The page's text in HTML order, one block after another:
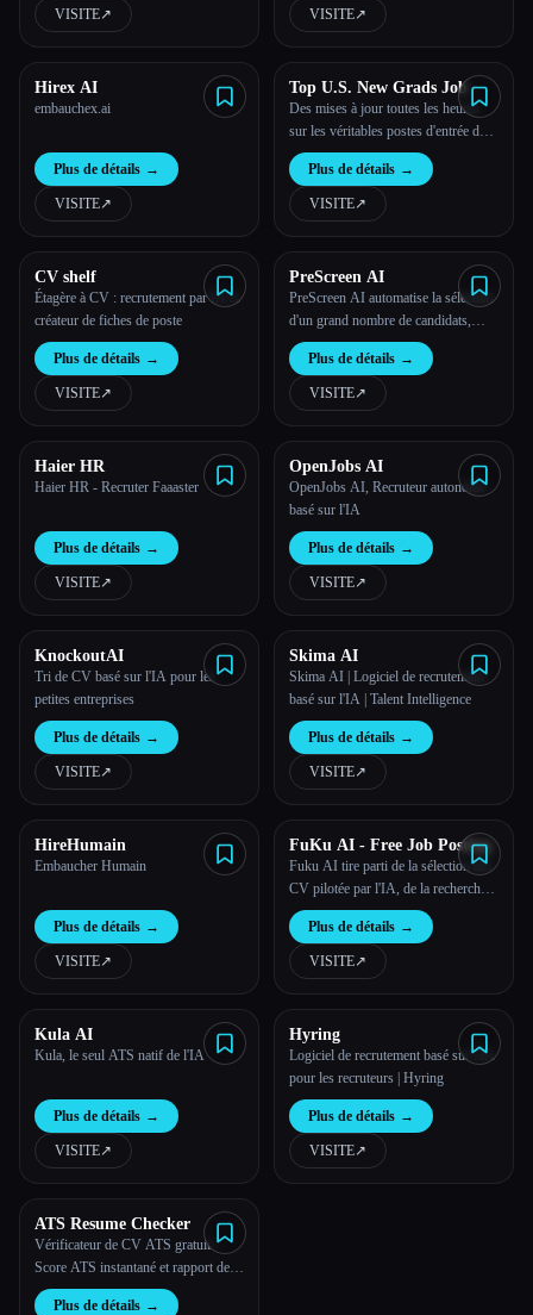
ventes, etc.
VISITE↗︎
entretiens, un outil de prise de notes
intelligent et un ATS complet.
VISITE↗︎
Hirex AI
embauchex.ai
Plus de détails →
VISITE↗︎
Top U.S. New Grads Job
Des mises à jour toutes les heures
sur les véritables postes d'entrée de
gamme pour les nouveaux diplômés,
le tout en un seul endroit !
Plus de détails →
VISITE↗︎
CV shelf
Étagère à CV : recrutement par IA et
créateur de fiches de poste
Plus de détails →
VISITE↗︎
PreScreen AI
PreScreen AI automatise la sélection
d'un grand nombre de candidats,
rendant ainsi le recrutement plus
efficace pour les équipes de
l'entreprise.
Plus de détails →
VISITE↗︎
Haier HR
Haier HR - Recruter Faaaster
Plus de détails →
VISITE↗︎
OpenJobs AI
OpenJobs AI, Recruteur autonome
basé sur l'IA
Plus de détails →
VISITE↗︎
KnockoutAI
Tri de CV basé sur l'IA pour les
petites entreprises
Plus de détails →
VISITE↗︎
Skima AI
Skima AI | Logiciel de recrutement
basé sur l'IA | Talent Intelligence
Plus de détails →
VISITE↗︎
HireHumain
Embaucher Humain
Plus de détails →
VISITE↗︎
FuKu AI - Free Job Posting
Fuku AI tire parti de la sélection des
CV pilotée par l'IA, de la recherche
de candidats et de la planification
automatisée pour aider les
employeurs à rationaliser
efficacement le processus de
les meilleurs talents.
Plus de détails →
VISITE↗︎
Kula AI
Kula, le seul ATS natif de l'IA
Plus de détails →
VISITE↗︎
Hyring
Logiciel de recrutement basé sur l'IA
pour les recruteurs | Hyring
Plus de détails →
VISITE↗︎
ATS Resume Checker
Vérificateur de CV ATS gratuit -
Score ATS instantané et rapport de
CV
Plus de détails →